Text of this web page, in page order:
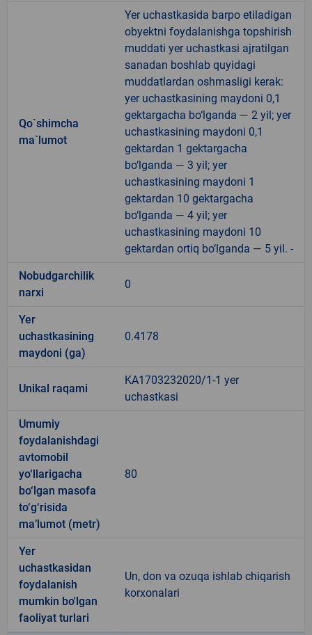
Qo`shimcha
ma`lumot
Yer uchastkasida barpo etiladigan
obyektni foydalanishga topshirish
muddati yer uchastkasi ajratilgan
sanadan boshlab quyidagi
muddatlardan oshmasligi kerak:
yer uchastkasining maydoni 0,1
gektargacha bo‘lganda — 2 yil; yer
uchastkasining maydoni 0,1
gektardan 1 gektargacha
bo‘lganda — 3 yil; yer
uchastkasining maydoni 1
gektardan 10 gektargacha
bo‘lganda — 4 yil; yer
uchastkasining maydoni 10
gektardan ortiq bo‘lganda — 5 yil. -
Nobudgarchilik
narxi
0
Yer
uchastkasining
maydoni (ga)
0.4178
Unikal raqami
KA1703232020/1-1 yer
uchastkasi
Umumiy
foydalanishdagi
avtomobil
yo‘llarigacha
bo‘lgan masofa
to‘g‘risida
ma’lumot (metr)
80
Yer
uchastkasidan
foydalanish
mumkin bo'lgan
faoliyat turlari
Un, don va ozuqa ishlab chiqarish
korxonalari